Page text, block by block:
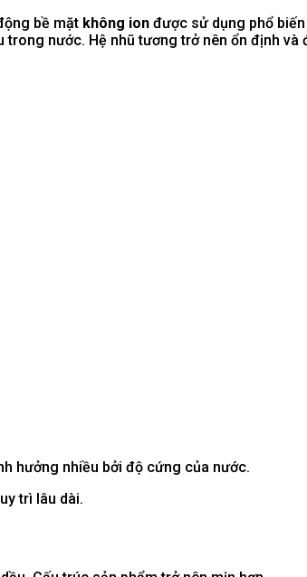
bề mặt không ion được sử dụng phổ
trong nước. Hệ nhũ tương trở nên ổn định và
hưởng nhiều bởi độ cứng của nước.
trì lâu dài.